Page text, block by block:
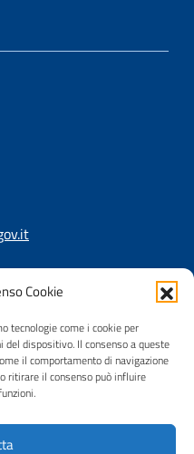
Cookie
tecnologie come i cookie per
dispositivo. Il consenso a queste
il comportamento di navigazione
ritirare il consenso può influire
|
copyright | Realizzato da